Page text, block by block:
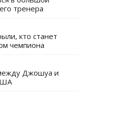
тренера
кто станет
чемпиона
Джошуа и